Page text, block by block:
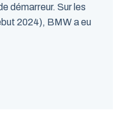
démarreur. Sur les
2024), BMW a eu